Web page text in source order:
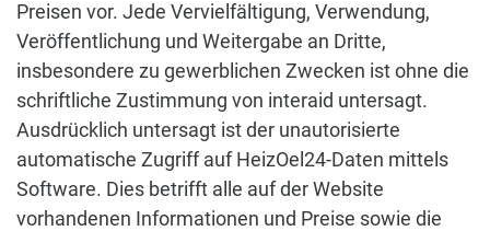
Preisen vor. Jede Vervielfältigung, Verwendung,
Veröffentlichung und Weitergabe an Dritte,
insbesondere zu gewerblichen Zwecken ist ohne die
schriftliche Zustimmung von interaid untersagt.
Ausdrücklich untersagt ist der unautorisierte
automatische Zugriff auf HeizOel24-Daten mittels
Software. Dies betrifft alle auf der Website
vorhandenen Informationen und Preise sowie die